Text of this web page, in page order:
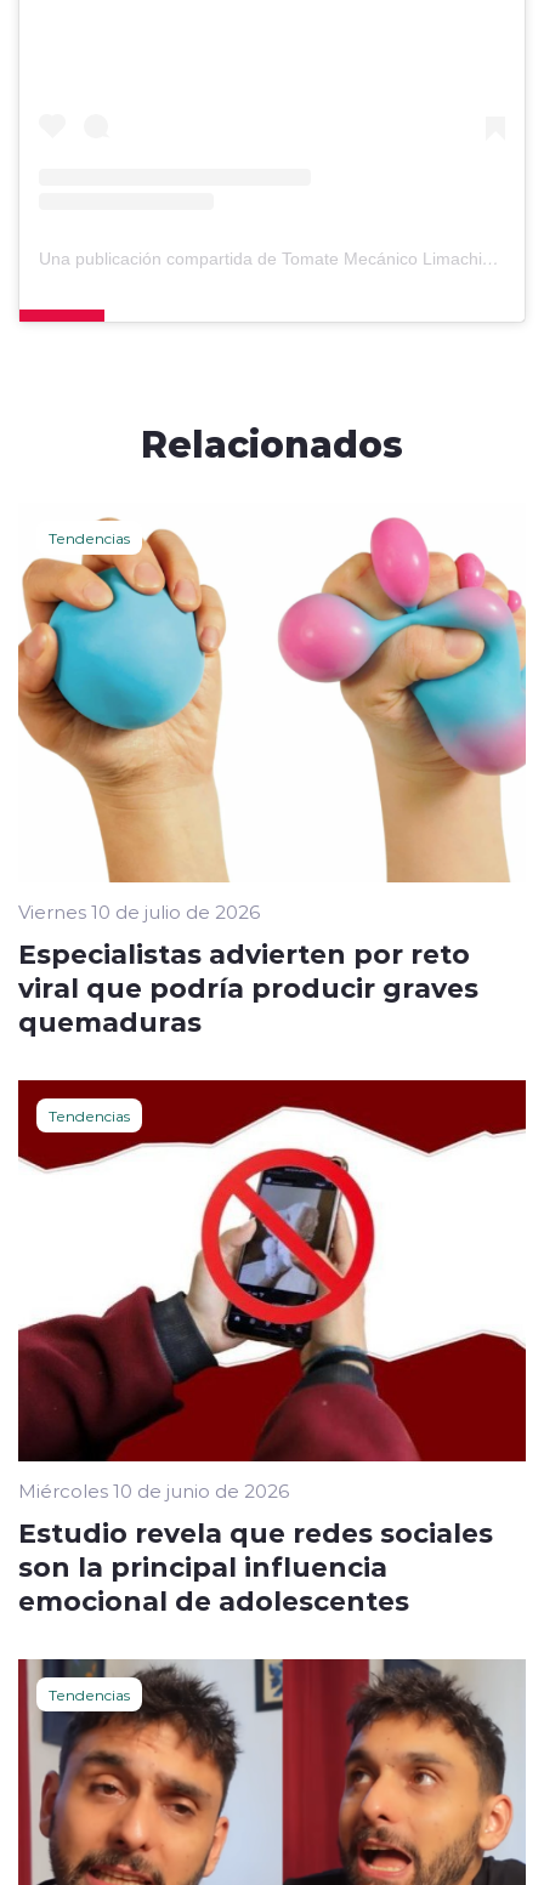
Una publicación compartida de Tomate Mecánico Limachino. (@fvf93.limachinooficial)
Relacionados
Tendencias
Viernes 10 de julio de 2026
Especialistas advierten por reto
viral que podría producir graves
quemaduras
Tendencias
Miércoles 10 de junio de 2026
Estudio revela que redes sociales
son la principal influencia
emocional de adolescentes
Tendencias